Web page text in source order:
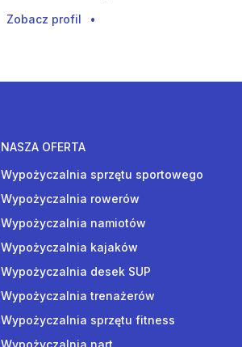
Zobacz profil •
NASZA OFERTA
Wypożyczalnia sprzętu sportowego
Wypożyczalnia rowerów
Wypożyczalnia namiotów
Wypożyczalnia kajaków
Wypożyczalnia desek SUP
Wypożyczalnia trenażerów
Wypożyczalnia sprzętu fitness
Wypożyczalnia nart